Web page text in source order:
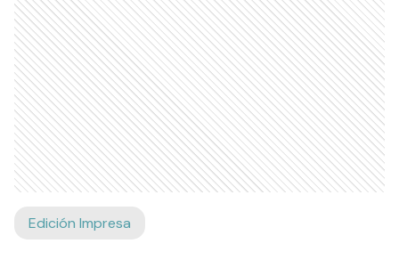
Edición Impresa